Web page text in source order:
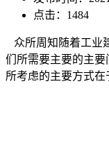
点击：1484
众所周知随着工业
们所需要主要的主
所考虑的主要方式